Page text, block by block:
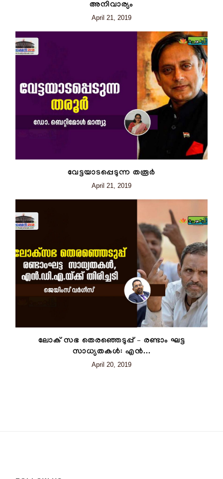
അനിവാര്യം
April 21, 2019
വേട്ടയാടപ്പെടുന്ന തരൂർ
April 21, 2019
ലോക് സഭ തെരഞ്ഞെടുപ്പ് – രണ്ടാം ഘട്ട
സാധ്യതകൾ: എൻ...
April 20, 2019